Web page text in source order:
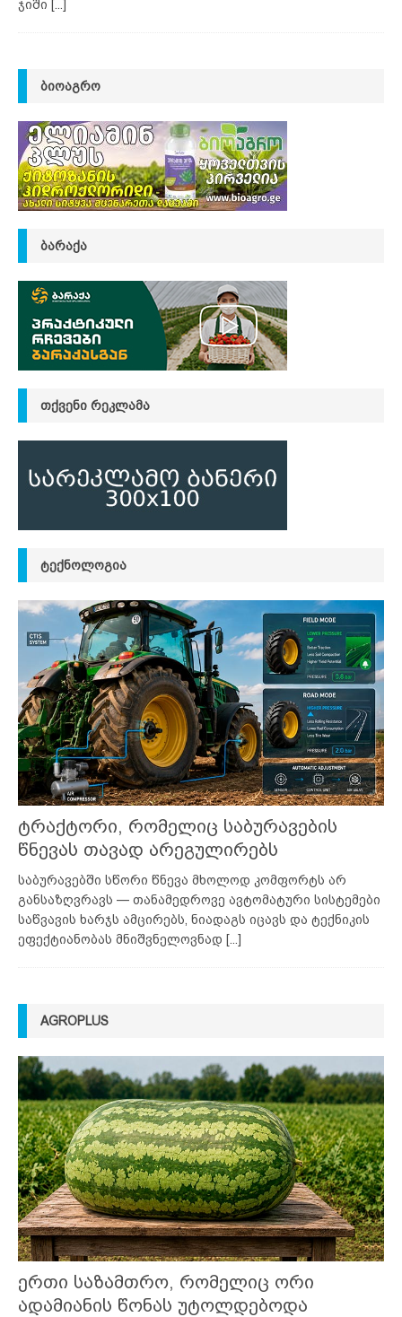
ჯიში
ᲑᲘᲝᲐᲒᲠᲝ
ᲑᲐᲠᲐᲥᲐ
ᲗᲥᲕᲔᲜᲘ ᲠᲔᲙᲚᲐᲛᲐ
ᲢᲔᲥᲜᲝᲚᲝᲒᲘᲐ
ტრაქტორი, რომელიც საბურავების
წნევას თავად არეგულირებს
საბურავებში სწორი წნევა მხოლოდ კომფორტს არ
განსაზღვრავს — თანამედროვე ავტომატური სისტემები
საწვავის ხარჯს ამცირებს, ნიადაგს იცავს და ტექნიკის
ეფექტიანობას მნიშვნელოვნად [...]
AGROPLUS
ერთი საზამთრო, რომელიც ორი
ადამიანის წონას უტოლდებოდა